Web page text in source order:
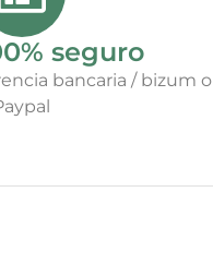
seguro
bancaria / bizum o